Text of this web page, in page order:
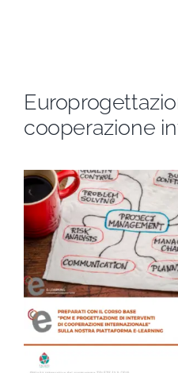
Eventi
Progetti
In rete con
Notizie
Chi siamo
cooperazione